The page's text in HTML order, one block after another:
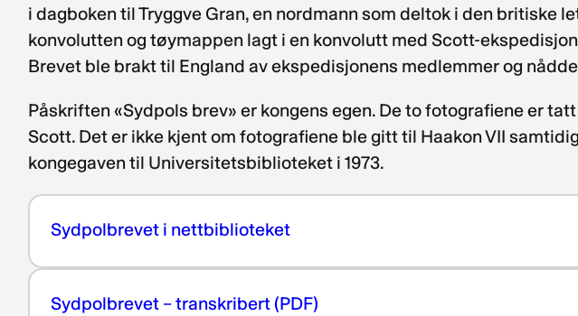
i dagboken til Tryggve Gran, en nordmann som deltok i den britiske
konvolutten og tøymappen lagt i en konvolutt med Scott-
Brevet ble brakt til England av ekspedisjonens medlemmer og nådde
Påskriften «Sydpols brev» er kongens egen. De to fotografiene er
Scott. Det er ikke kjent om fotografiene ble gitt til Haakon VII
kongegaven til Universitetsbiblioteket i 1973.
Sydpolbrevet i nettbiblioteket
Sydpolbrevet – transkribert (PDF)